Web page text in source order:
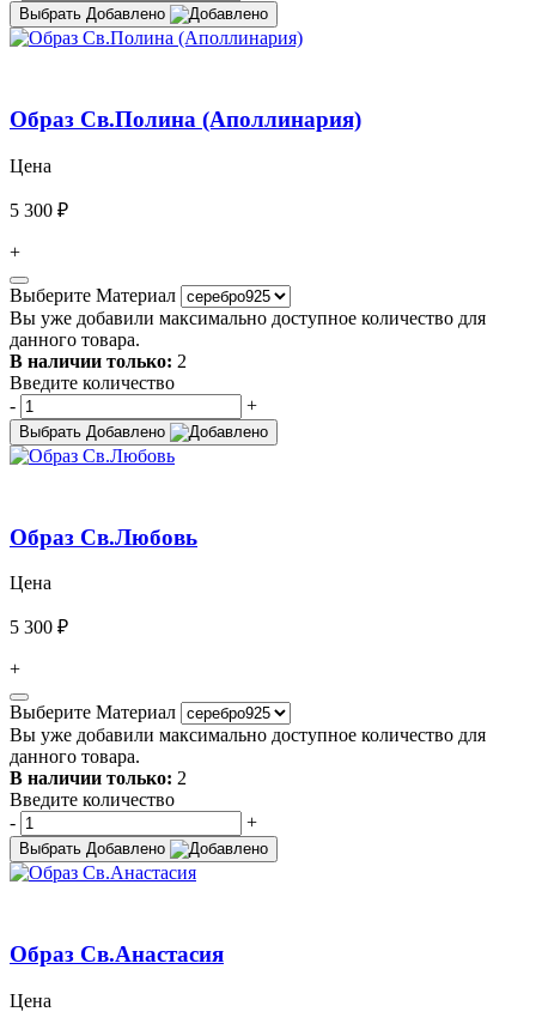
Выбрать Добавлено
Образ Св.Полина (Аполлинария)
Цена
5 300 ₽
+
Выберите Материал
Вы уже добавили максимально доступное количество для
данного товара.
В наличии только: 2
Введите количество
-
+
Выбрать Добавлено
Образ Св.Любовь
Цена
5 300 ₽
+
Выберите Материал
Вы уже добавили максимально доступное количество для
данного товара.
В наличии только: 2
Введите количество
-
+
Выбрать Добавлено
Образ Св.Анастасия
Цена